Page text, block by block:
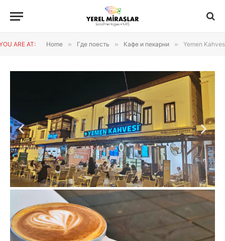
ARE AT: Home » Где поесть » Кафе и пекарни » Yemen